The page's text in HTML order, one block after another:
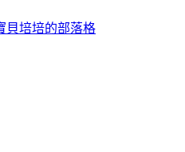
貝培培的部落格